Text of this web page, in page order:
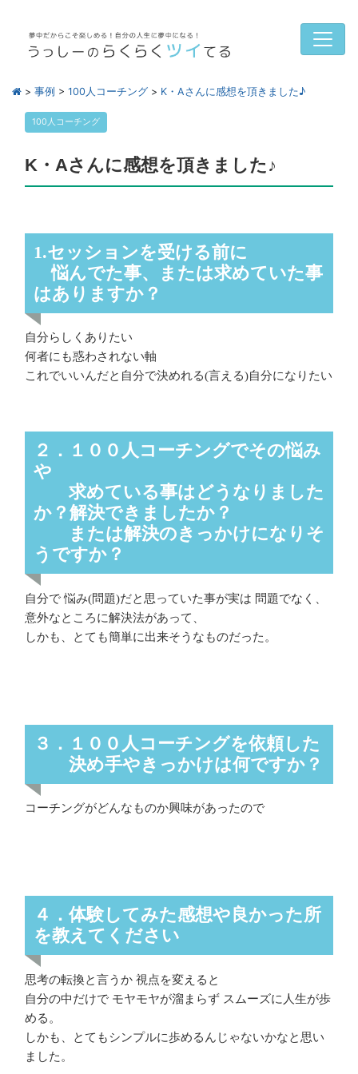
> 事例 > 100人コーチング > K・Aさんに感想を頂きました♪
100人コーチング
K・Aさんに感想を頂きました♪
1.セッションを受ける前に
悩んでた事、または求めていた事
はありますか？
自分らしくありたい
何者にも惑わされない軸
これでいいんだと自分で決めれる(言える)自分になりたい
２．１００人コーチングでその悩み
や
求めている事はどうなりました
か？解決できましたか？
または解決のきっかけになりそ
うですか？
自分で 悩み(問題)だと思っていた事が実は 問題でなく、
意外なところに解決法があって、
しかも、とても簡単に出来そうなものだった。
３．１００人コーチングを依頼した
決め手やきっかけは何ですか？
コーチングがどんなものか興味があったので
４．体験してみた感想や良かった所
を教えてください
思考の転換と言うか 視点を変えると
自分の中だけで モヤモヤが溜まらず スムーズに人生が歩
める。
しかも、とてもシンプルに歩めるんじゃないかなと思い
ました。